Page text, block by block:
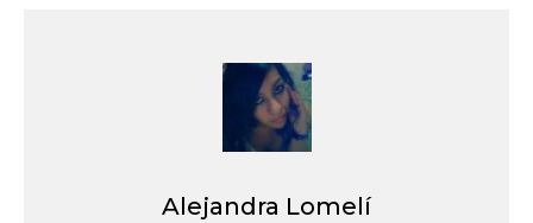
Alejandra Lomelí